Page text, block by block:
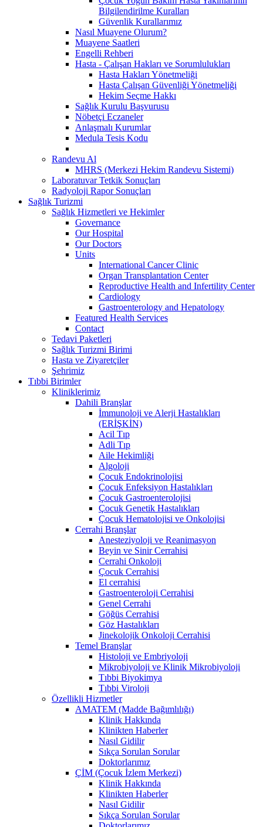
Bilgilendirilme Kuralları
Güvenlik Kurallarımız
Nasıl Muayene Olurum?
Muayene Saatleri
Engelli Rehberi
Hasta - Çalışan Hakları ve Sorumlulukları
Hasta Hakları Yönetmeliği
Hasta Çalışan Güvenliği Yönetmeliği
Hekim Seçme Hakkı
Sağlık Kurulu Başvurusu
Nöbetçi Eczaneler
Anlaşmalı Kurumlar
Medula Tesis Kodu
Randevu Al
MHRS (Merkezi Hekim Randevu Sistemi)
Laboratuvar Tetkik Sonuçları
Radyoloji Rapor Sonuçları
Sağlık Turizmi
Sağlık Hizmetleri ve Hekimler
Governance
Our Hospital
Our Doctors
Units
International Cancer Clinic
Organ Transplantation Center
Reproductive Health and Infertility Center
Cardiology
Gastroenterology and Hepatology
Featured Health Services
Contact
Tedavi Paketleri
Sağlık Turizmi Birimi
Hasta ve Ziyaretçiler
Şehrimiz
Tıbbi Birimler
Kliniklerimiz
Dahili Branşlar
İmmunoloji ve Alerji Hastalıkları
(ERİŞKİN)
Acil Tıp
Adli Tıp
Aile Hekimliği
Algoloji
Çocuk Endokrinolojisi
Çocuk Enfeksiyon Hastalıkları
Çocuk Gastroenterolojisi
Çocuk Genetik Hastalıkları
Çocuk Hematolojisi ve Onkolojisi
Cerrahi Branşlar
Anesteziyoloji ve Reanimasyon
Beyin ve Sinir Cerrahisi
Cerrahi Onkoloji
Çocuk Cerrahisi
El cerrahisi
Gastroenteroloji Cerrahisi
Genel Cerrahi
Göğüs Cerrahisi
Göz Hastalıkları
Jinekolojik Onkoloji Cerrahisi
Temel Branşlar
Histoloji ve Embriyoloji
Mikrobiyoloji ve Klinik Mikrobiyoloji
Tıbbi Biyokimya
Tıbbi Viroloji
Özellikli Hizmetler
AMATEM (Madde Bağımlılığı)
Klinik Hakkında
Klinikten Haberler
Nasıl Gidilir
Sıkça Sorulan Sorular
Doktorlarımız
ÇİM (Çocuk İzlem Merkezi)
Klinik Hakkında
Klinikten Haberler
Nasıl Gidilir
Sıkça Sorulan Sorular